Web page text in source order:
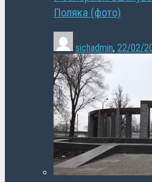
Поляка (фото)
sichadmin, 22/02/